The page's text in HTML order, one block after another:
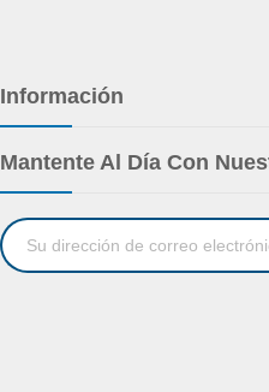
Información
Mantente Al Día Con